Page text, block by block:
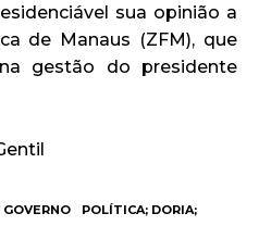
sua opinião a
de Manaus (ZFM), que
gestão do presidente
POLÍTICA; DORIA;